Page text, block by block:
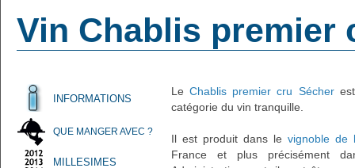
Vin Chablis premier
INFORMATIONS
QUE MANGER AVEC ?
MILLESIMES
LeChablis premier cru Sécherest
catégorie du vin tranquille.
Il est produit dans le vignoble de
France et plus précisément